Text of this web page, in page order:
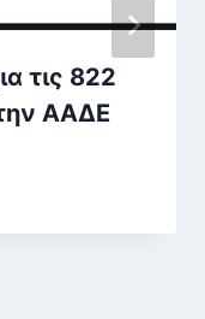
τις 822
ΑΑΔΕ